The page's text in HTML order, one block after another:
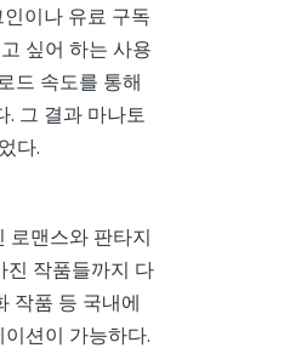
이나 유료 구독
싶어 하는 사용
드 속도를 통해
. 그 결과 마나토
다.
로맨스와 판타지
진 작품들까지 다
작품 등 국내에
션이 가능하다.